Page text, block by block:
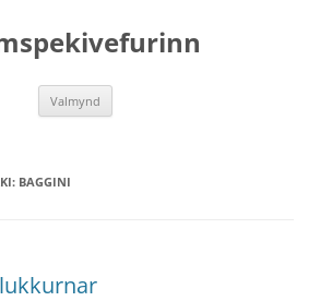
Valmynd
BAGGINI